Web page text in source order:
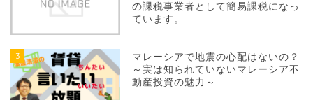
の課税事業者として簡易課税になっ
ています。
3
マレーシアで地震の心配はないの？
～実は知られていないマレーシア不
動産投資の魅力～